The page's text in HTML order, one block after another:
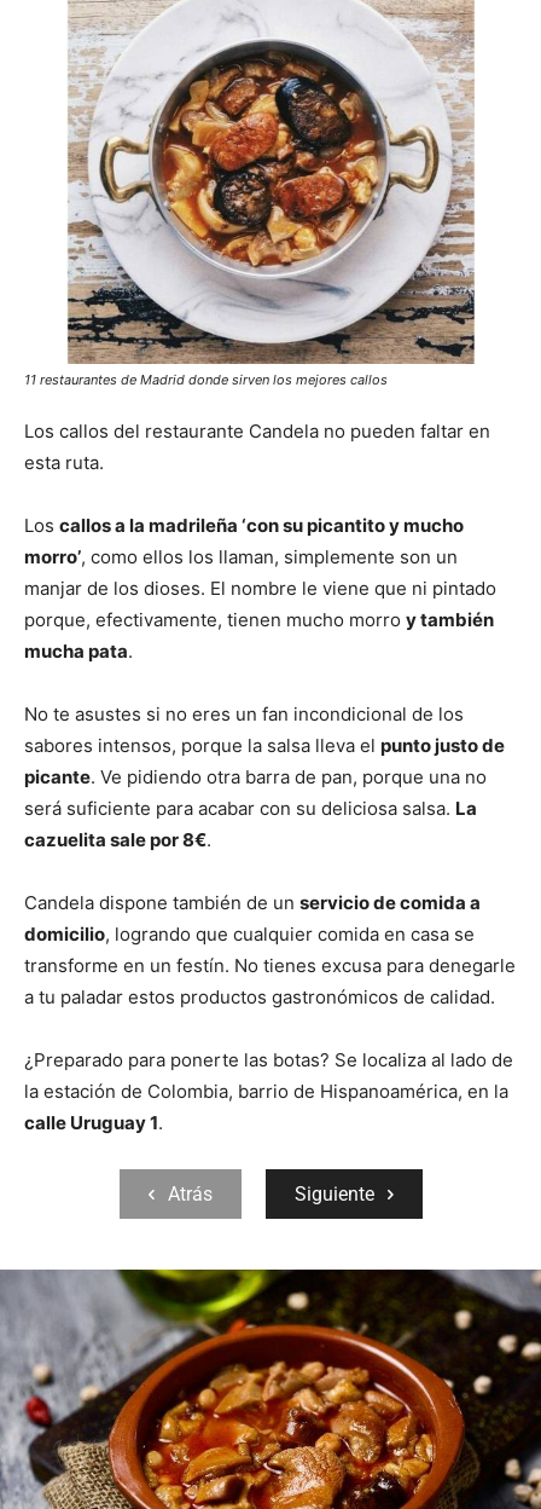
11 restaurantes de Madrid donde sirven los mejores callos
Los callos del restaurante Candela no pueden faltar en
esta ruta.
Los callos a la madrileña ‘con su picantito y mucho
morro’, como ellos los llaman, simplemente son un
manjar de los dioses. El nombre le viene que ni pintado
porque, efectivamente, tienen mucho morro y también
mucha pata.
No te asustes si no eres un fan incondicional de los
sabores intensos, porque la salsa lleva el punto justo de
picante. Ve pidiendo otra barra de pan, porque una no
será suficiente para acabar con su deliciosa salsa. La
cazuelita sale por 8€.
Candela dispone también de un servicio de comida a
domicilio, logrando que cualquier comida en casa se
transforme en un festín. No tienes excusa para denegarle
a tu paladar estos productos gastronómicos de calidad.
¿Preparado para ponerte las botas? Se localiza al lado de
la estación de Colombia, barrio de Hispanoamérica, en la
calle Uruguay 1.
Atrás Siguiente